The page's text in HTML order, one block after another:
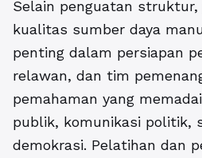
Selain penguatan struktur,
kualitas sumber daya
penting dalam persiapan
relawan, dan tim
pemahaman yang
publik, komunikasi politik,
demokrasi. Pelatihan dan